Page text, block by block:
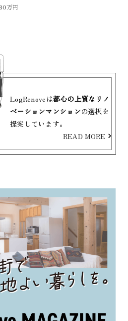
万円
LogRenoveは都心の上質なリノ
ベーションマンションの選択を
提案しています。
READ MORE